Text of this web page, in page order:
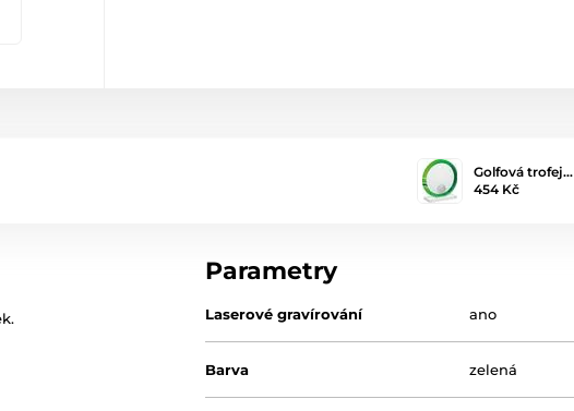
Golfová trofej…
454 Kč
Parametry
Laserové gravírování ano
Barva zelená